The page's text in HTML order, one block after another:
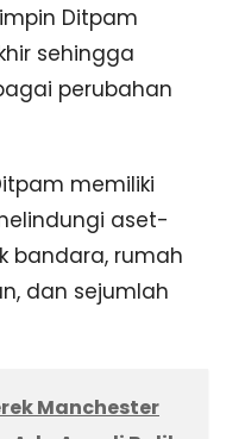
Ditpam
sehingga
perubahan
memiliki
aset-
bandara, rumah
dan sejumlah
Manchester